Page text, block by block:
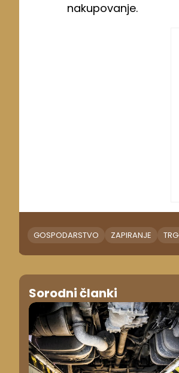
nakupovanje.
GOSPODARSTVO ZAPIRANJE
Sorodni članki